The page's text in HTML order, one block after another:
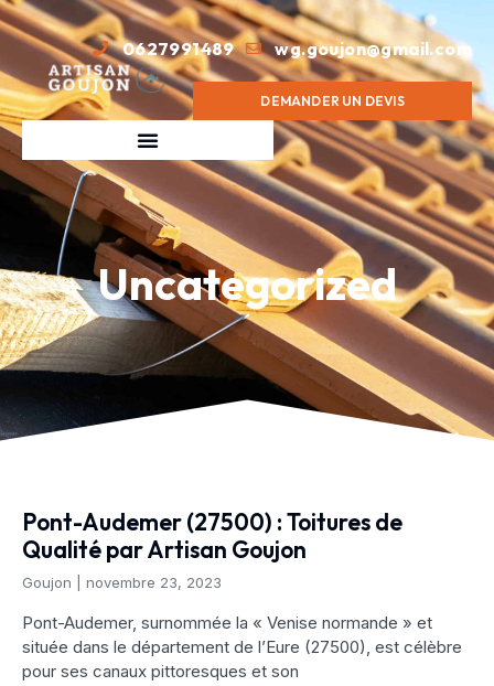
0627991489 wg.goujon@gmail.com
DEMANDER UN DEVIS
Uncategorized
Pont-Audemer (27500) : Toitures de
Qualité par Artisan Goujon
Goujon novembre 23, 2023
Pont-Audemer, surnommée la « Venise normande » et
située dans le département de l’Eure (27500), est célèbre
pour ses canaux pittoresques et son